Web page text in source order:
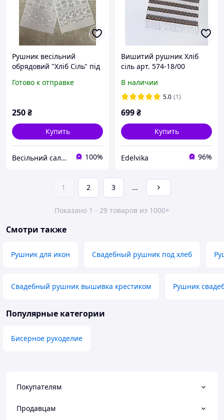
Рушник весільний
обрядовий "Хліб Сіль" під
напиленням (калина)
Готово к отправке
250₴
Купить
Весільний салон «Ніколь» 100%
Вишитий рушник Хліб
сіль арт. 574-18/00
В наличии
5.0 (1)
699₴
Купить
Edelvika 96%
1 2 3 ...
Показано 1 - 29 товаров из 1000+
Смотри также
Рушник для икон Свадебный рушник под хлеб
Свадебный рушник вышивка крестиком Рушник
Популярные категории
Бисерное рукоделие
Покупателям
Продавцам